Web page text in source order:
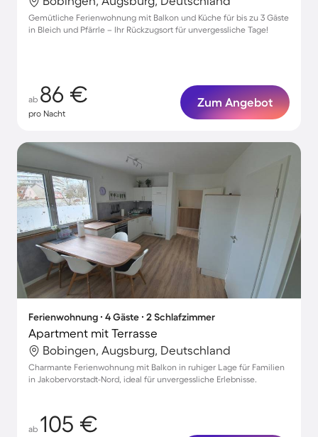
Gemütliche Ferienwohnung mit Balkon und Küche für bis zu 3 Gäste
in Bleich und Pfärrle – Ihr Rückzugsort für unvergessliche Tage!
ab 86 €
pro Nacht
Zum Angebot
Ferienwohnung ∙ 4 Gäste ∙ 2 Schlafzimmer
Apartment mit Terrasse
Bobingen, Augsburg, Deutschland
Charmante Ferienwohnung mit Balkon in ruhiger Lage für Familien
in Jakobervorstadt-Nord, ideal für unvergessliche Erlebnisse.
ab 105 €